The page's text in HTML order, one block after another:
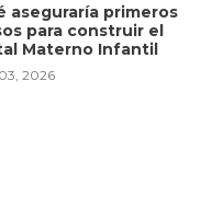
aseguraría primeros
para construir el
Materno Infantil
2026